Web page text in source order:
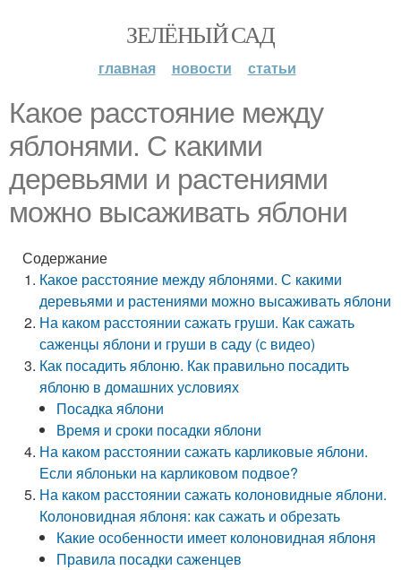
ЗЕЛЁНЫЙ САД
главная новости статьи
Какое расстояние между
яблонями. С какими
деревьями и растениями
можно высаживать яблони
Содержание
Какое расстояние между яблонями. С какими
деревьями и растениями можно высаживать яблони
На каком расстоянии сажать груши. Как сажать
саженцы яблони и груши в саду (с видео)
Как посадить яблоню. Как правильно посадить
яблоню в домашних условиях
Посадка яблони
Время и сроки посадки яблони
На каком расстоянии сажать карликовые яблони.
Если яблоньки на карликовом подвое?
На каком расстоянии сажать колоновидные яблони.
Колоновидная яблоня: как сажать и обрезать
Какие особенности имеет колоновидная яблоня
Правила посадки саженцев